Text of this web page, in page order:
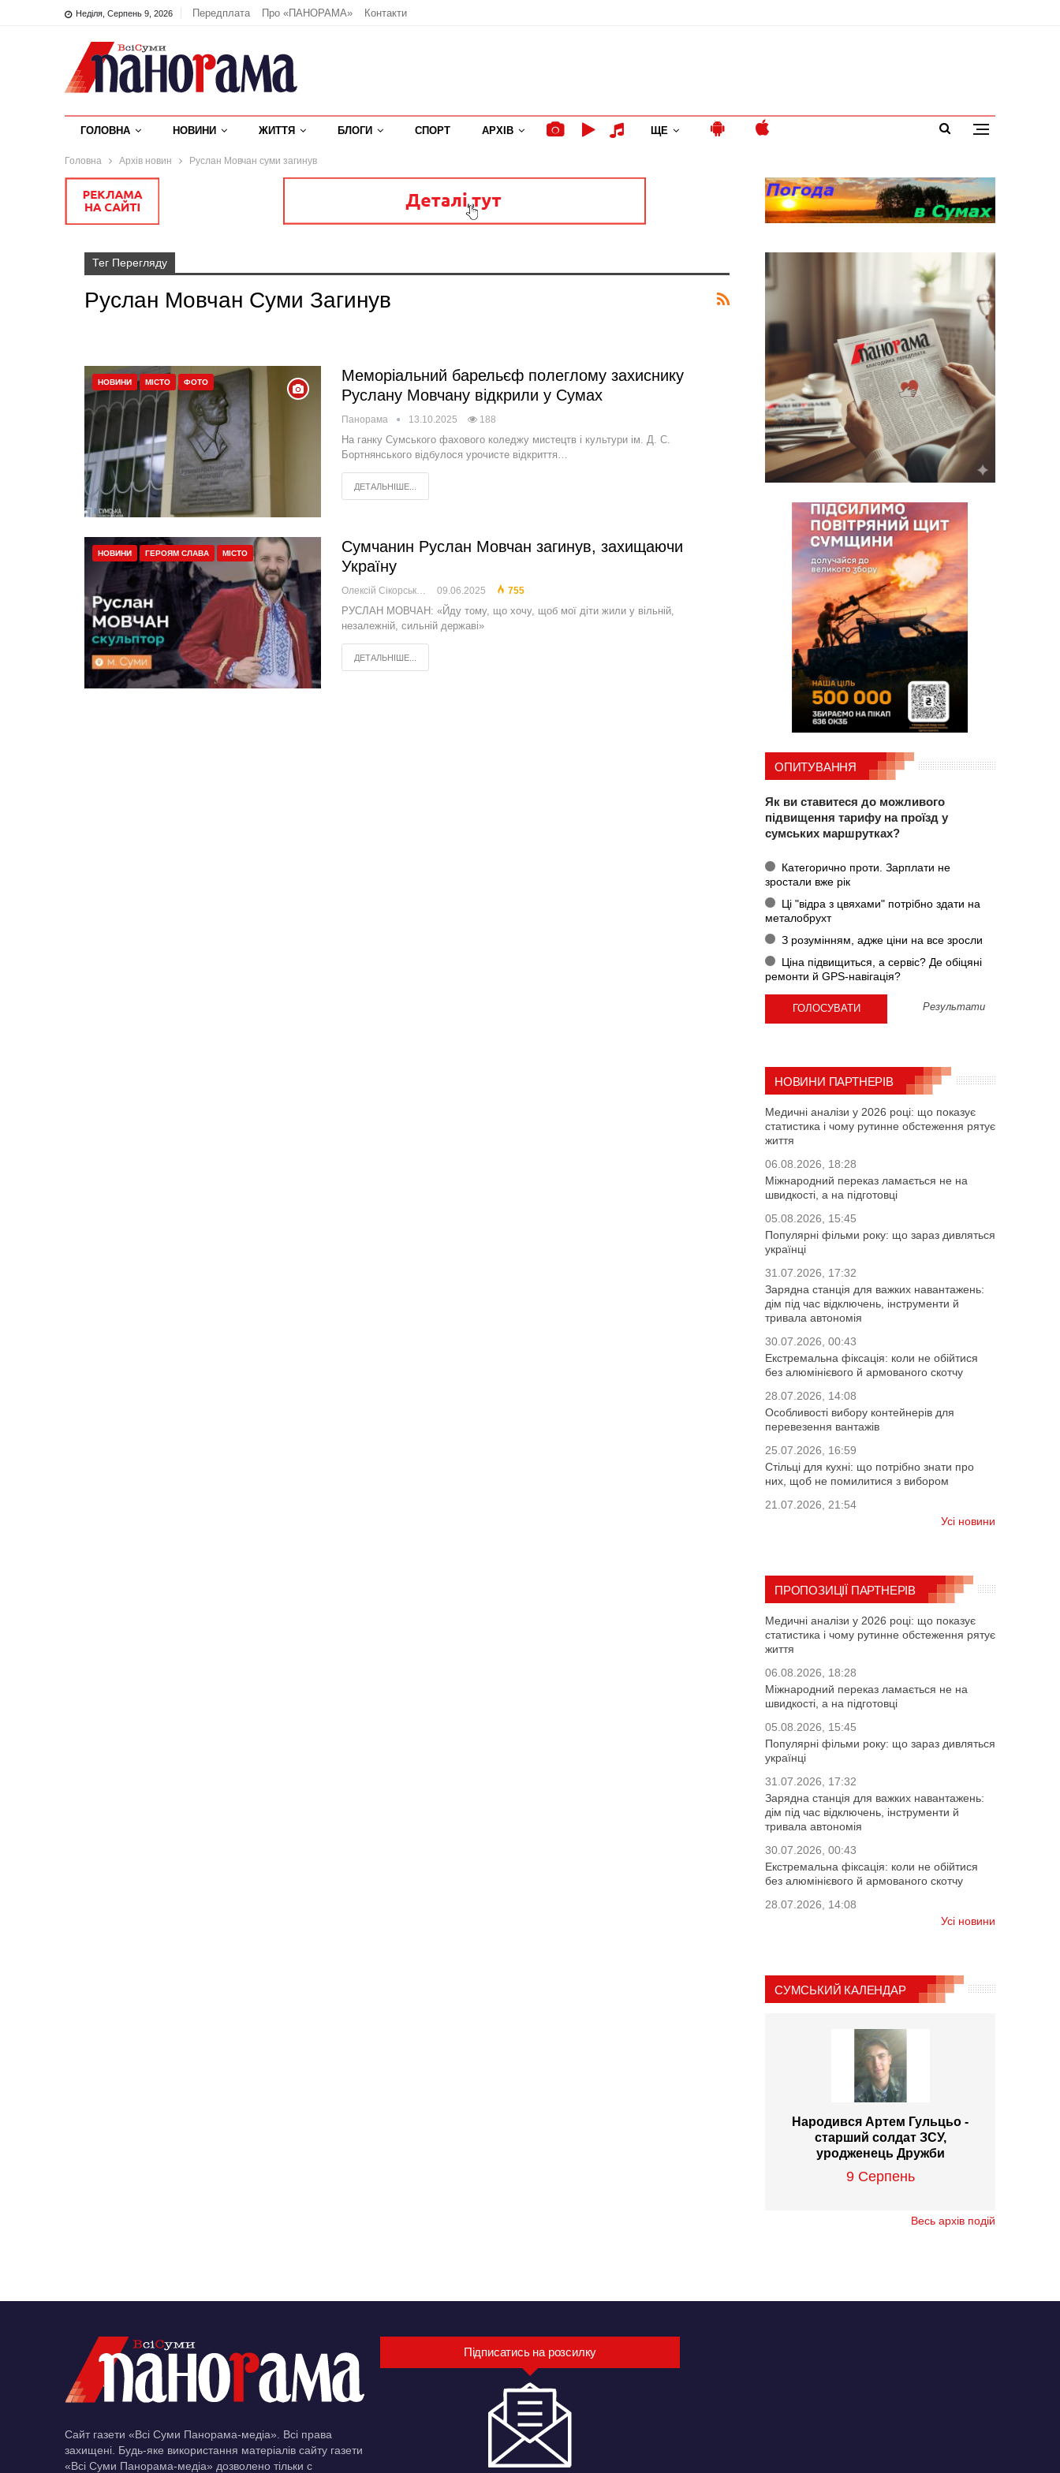
Неділя, Серпень 9, 2026 Передплата Про «ПАНОРАМА» Контакти
ГОЛОВНА НОВИНИ ЖИТТЯ БЛОГИ СПОРТ АРХІВ ЩЕ
Головна Архів новин Руслан Мовчан суми загинув
Тег Перегляду
Руслан Мовчан Суми Загинув
НОВИНИ МІСТО ФОТО
Меморіальний барельєф полеглому захиснику
Руслану Мовчану відкрили у Сумах
Панорама 13.10.2025 188
На ганку Сумського фахового коледжу мистецтв і культури ім. Д. С.
Бортнянського відбулося урочисте відкриття…
ДЕТАЛЬНІШЕ...
НОВИНИ ГЕРОЯМ СЛАВА МІСТО
Сумчанин Руслан Мовчан загинув, захищаючи
Україну
Олексій Сікорський 09.06.2025 755
РУСЛАН МОВЧАН: «Йду тому, що хочу, щоб мої діти жили у вільній,
незалежній, сильній державі»
ДЕТАЛЬНІШЕ...
ОПИТУВАННЯ
Як ви ставитеся до можливого
підвищення тарифу на проїзд у
сумських маршрутках?
Категорично проти. Зарплати не
зростали вже рік
Ці "відра з цвяхами" потрібно здати на
металобрухт
З розумінням, адже ціни на все зросли
Ціна підвищиться, а сервіс? Де обіцяні
ремонти й GPS-навігація?
Результати
НОВИНИ ПАРТНЕРІВ
Медичні аналізи у 2026 році: що показує
статистика і чому рутинне обстеження рятує
життя
06.08.2026, 18:28
Міжнародний переказ ламається не на
швидкості, а на підготовці
05.08.2026, 15:45
Популярні фільми року: що зараз дивляться
українці
31.07.2026, 17:32
Зарядна станція для важких навантажень:
дім під час відключень, інструменти й
тривала автономія
30.07.2026, 00:43
Екстремальна фіксація: коли не обійтися
без алюмінієвого й армованого скотчу
28.07.2026, 14:08
Особливості вибору контейнерів для
перевезення вантажів
25.07.2026, 16:59
Стільці для кухні: що потрібно знати про
них, щоб не помилитися з вибором
21.07.2026, 21:54
Усі новини
ПРОПОЗИЦІЇ ПАРТНЕРІВ
Медичні аналізи у 2026 році: що показує
статистика і чому рутинне обстеження рятує
життя
06.08.2026, 18:28
Міжнародний переказ ламається не на
швидкості, а на підготовці
05.08.2026, 15:45
Популярні фільми року: що зараз дивляться
українці
31.07.2026, 17:32
Зарядна станція для важких навантажень:
дім під час відключень, інструменти й
тривала автономія
30.07.2026, 00:43
Екстремальна фіксація: коли не обійтися
без алюмінієвого й армованого скотчу
28.07.2026, 14:08
Усі новини
СУМСЬКИЙ КАЛЕНДАР
Народився Артем Гульцьо -
старший солдат ЗСУ,
уродженець Дружби
9 Серпень
Весь архів подій
Сайт газети «Всі Суми Панорама-медіа». Всі права
захищені. Будь-яке використання матеріалів сайту газети
«Всі Суми Панорама-медіа» дозволено тільки c
Підписатись на розсилку